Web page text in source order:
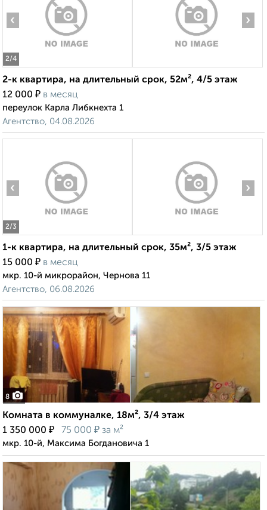
2/4
‹ ›
2-к квартира, на длительный срок, 52м², 4/5 этаж
12 000 ₽ в месяц
переулок Карла Либкнехта 1
Агентство, 04.08.2026
2/3
‹ ›
1-к квартира, на длительный срок, 35м², 3/5 этаж
15 000 ₽ в месяц
мкр. 10-й микрорайон, Чернова 11
Агентство, 06.08.2026
8
Комната в коммуналке, 18м², 3/4 этаж
1 350 000 ₽ 75 000 ₽ за м²
мкр. 10-й, Максима Богдановича 1